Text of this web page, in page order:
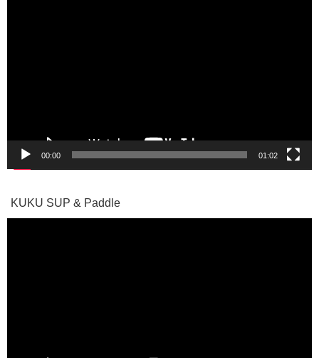
00:00 01:02
KUKU SUP & Paddle